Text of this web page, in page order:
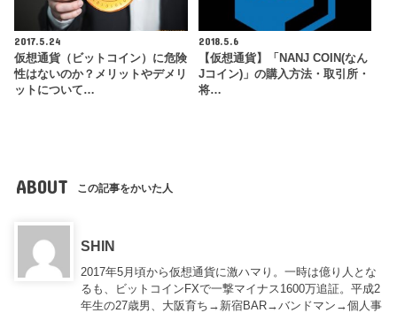
2017.5.24
仮想通貨（ビットコイン）に危険
性はないのか？メリットやデメリ
ットについて…
2018.5.6
【仮想通貨】「NANJ COIN(なん
Jコイン)」の購入方法・取引所・
将…
ABOUT この記事をかいた人
SHIN
2017年5月頃から仮想通貨に激ハマり。一時は億り人とな
るも、ビットコインFXで一撃マイナス1600万追証。平成2
年生の27歳男、大阪育ち→新宿BAR→バンドマン→個人事